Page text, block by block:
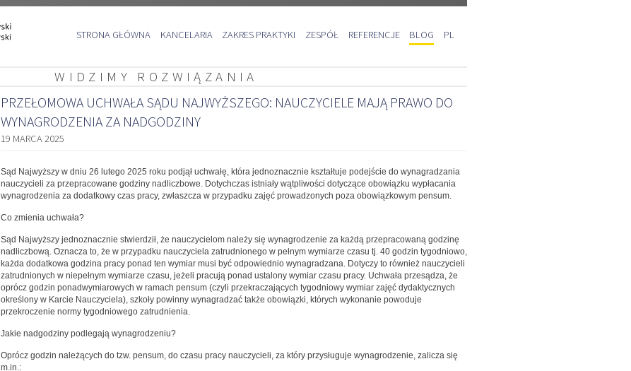
Przejdź
STRONA GŁÓWNA KANCELARIA ZAKRES PRAKTYKI ZESPÓŁ REFERENCJE BLOG PL
WIDZIMY ROZWIĄZANIA
PRZEŁOMOWA UCHWAŁA SĄDU NAJWYŻSZEGO: NAUCZYCIELE MAJĄ PRAWO DO
WYNAGRODZENIA ZA NADGODZINY
19 MARCA 2025
Sąd Najwyższy w dniu 26 lutego 2025 roku podjął uchwałę, która jednoznacznie kształtuje podejście do wynagradzania
nauczycieli za przepracowane godziny nadliczbowe. Dotychczas istniały wątpliwości dotyczące obowiązku wypłacania
wynagrodzenia za dodatkowy czas pracy, zwłaszcza w przypadku zajęć prowadzonych poza obowiązkowym pensum.
Co zmienia uchwała?
Sąd Najwyższy jednoznacznie stwierdził, że nauczycielom należy się wynagrodzenie za każdą przepracowaną godzinę
nadliczbową. Oznacza to, że w przypadku nauczyciela zatrudnionego w pełnym wymiarze czasu tj. 40 godzin tygodniowo,
każda dodatkowa godzina pracy ponad ten wymiar musi być odpowiednio wynagradzana. Dotyczy to również nauczycieli
zatrudnionych w niepełnym wymiarze czasu, jeżeli pracują ponad ustalony wymiar czasu pracy. Uchwała przesądza, że
oprócz godzin ponadwymiarowych w ramach pensum (czyli przekraczających tygodniowy wymiar zajęć dydaktycznych
określony w Karcie Nauczyciela), szkoły powinny wynagradzać także obowiązki, których wykonanie powoduje
przekroczenie normy tygodniowego zatrudnienia.
Jakie nadgodziny podlegają wynagrodzeniu?
Oprócz godzin należących do tzw. pensum, do czasu pracy nauczycieli, za który przysługuje wynagrodzenie, zalicza się
m.in.: